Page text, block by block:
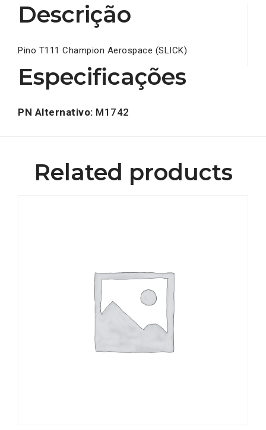
Descrição
Pino T111 Champion Aerospace (SLICK)
Especificações
PN Alternativo: M1742
Related products